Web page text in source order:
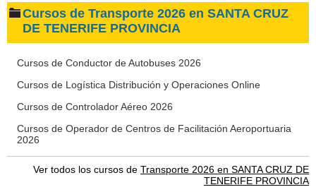
Cursos de Transporte 2026 en SANTA CRUZ
DE TENERIFE PROVINCIA
Cursos de Conductor de Autobuses 2026
Cursos de Logística Distribución y Operaciones Online
Cursos de Controlador Aéreo 2026
Cursos de Operador de Centros de Facilitación Aeroportuaria
2026
Ver todos los cursos de Transporte 2026 en SANTA CRUZ DE
TENERIFE PROVINCIA